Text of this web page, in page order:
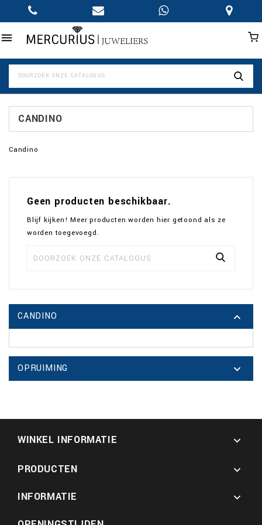

CANDINO
Candino
Geen producten beschikbaar.
Blijf kijken! Meer producten worden hier getoond als ze
worden toegevoegd.
CANDINO 
OPRUIMING 
WINKEL INFORMATIE 
PRODUCTEN

INFORMATIE
